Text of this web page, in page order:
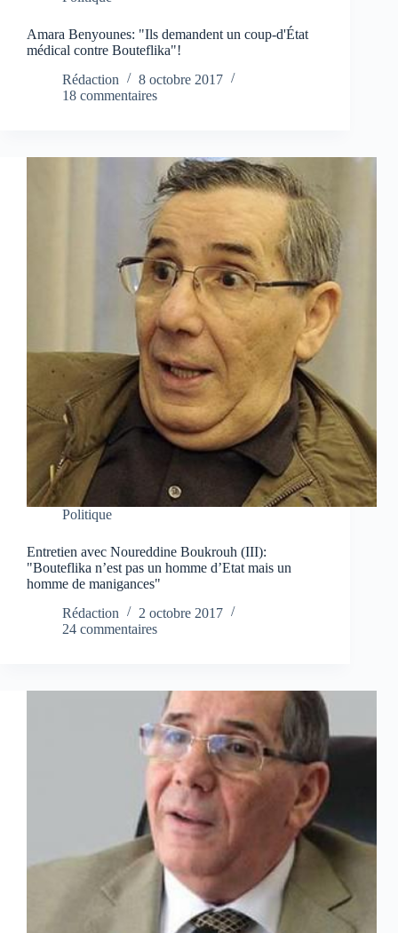
Amara Benyounes: "Ils demandent un coup-d'État
médical contre Bouteflika"!
Rédaction
8 octobre 2017
18 commentaires
Politique
Entretien avec Noureddine Boukrouh (III):
"Bouteflika n’est pas un homme d’Etat mais un
homme de manigances"
Rédaction
2 octobre 2017
24 commentaires